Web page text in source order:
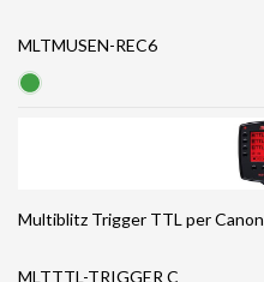
MLTMUSEN-REC6
Multiblitz Trigger TTL per Canon
MLTTTL-TRIGGER C